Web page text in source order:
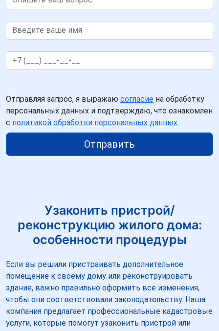
Отправляя запрос, я выражаю согласие на обработку
персональных данных и подтверждаю, что ознакомлен
с политикой обработки персональных данных.
Отправить
Узаконить пристрой/
реконструкцию жилого дома:
особенности процедуры
Если вы решили пристраивать дополнительное
помещение к своему дому или реконструировать
здание, важно правильно оформить все изменения,
чтобы они соответствовали законодательству. Наша
компания предлагает профессиональные кадастровые
услуги, которые помогут узаконить пристрой или